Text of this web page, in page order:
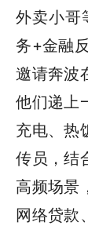
外卖小哥
务+金融
邀请奔波
他们递上
充电、热
传员，结
高频场景
网络贷款